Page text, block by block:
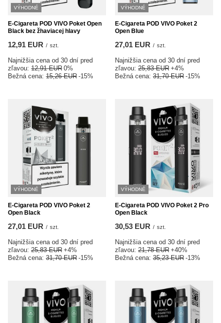
VÝHODNÉ
E-Cigareta POD VIVO Poket Open
Black bez žhaviacej hlavy
12,91 EUR / szt.
Najnižšia cena od 30 dní pred
zľavou: 12,91 EUR 0%
Bežná cena: 15,26 EUR -15%
VÝHODNÉ
E-Cigareta POD VIVO Poket 2
Open Blue
27,01 EUR / szt.
Najnižšia cena od 30 dní pred
zľavou: 25,83 EUR +4%
Bežná cena: 31,70 EUR -15%
VÝHODNÉ
E-Cigareta POD VIVO Poket 2
Open Black
27,01 EUR / szt.
Najnižšia cena od 30 dní pred
zľavou: 25,83 EUR +4%
Bežná cena: 31,70 EUR -15%
VÝHODNÉ
E-Cigareta POD VIVO Poket 2 Pro
Open Black
30,53 EUR / szt.
Najnižšia cena od 30 dní pred
zľavou: 21,78 EUR +40%
Bežná cena: 35,23 EUR -13%